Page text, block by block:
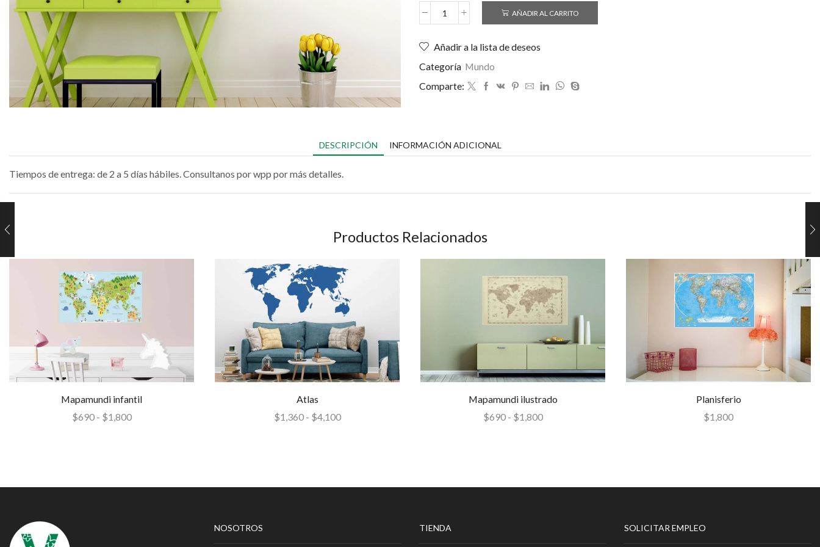
AÑADIR AL CARRITO
Añadir a la lista de deseos
Categoría Mundo
Comparte:
DESCRIPCIÓN INFORMACIÓN ADICIONAL
Tiempos de entrega: de 2 a 5 días hábiles. Consultanos por wpp por más detalles.
Productos Relacionados
Mapamundi infantil
$690 - $1,800
Atlas
$1,360 - $4,100
Mapamundi ilustrado
$690 - $1,800
Planisferio
$1,800
NOSOTROS TIENDA SOLICITAR EMPLEO